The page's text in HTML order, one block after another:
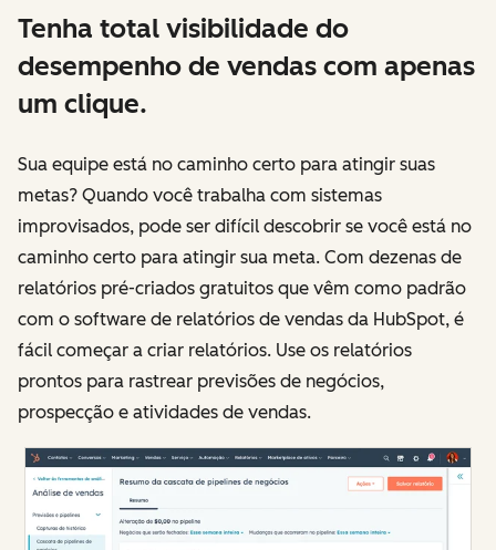
Tenha total visibilidade do
desempenho de vendas com apenas
um clique.
Sua equipe está no caminho certo para atingir suas
metas? Quando você trabalha com sistemas
improvisados, pode ser difícil descobrir se você está no
caminho certo para atingir sua meta. Com dezenas de
relatórios pré-criados gratuitos que vêm como padrão
com o software de relatórios de vendas da HubSpot, é
fácil começar a criar relatórios. Use os relatórios
prontos para rastrear previsões de negócios,
prospecção e atividades de vendas.